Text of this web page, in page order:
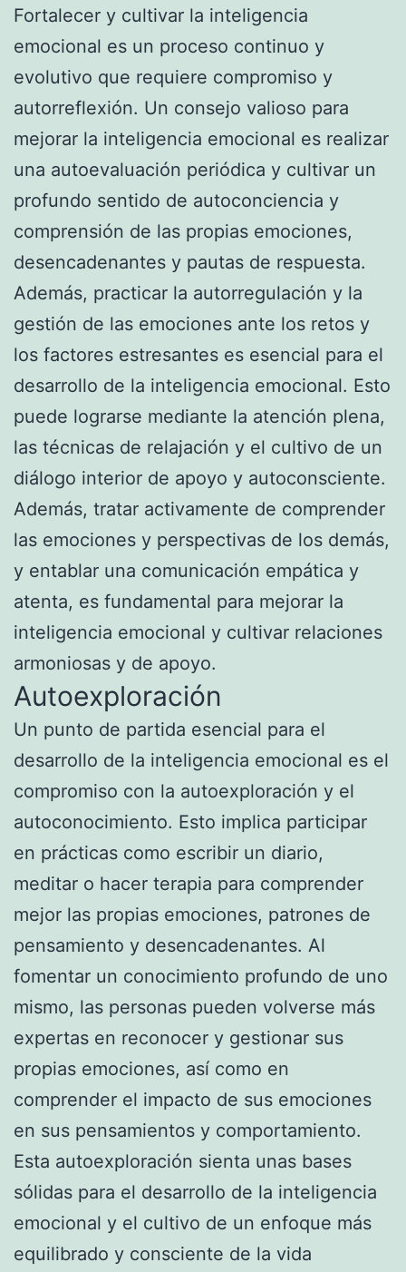
Fortalecer y cultivar la inteligencia
emocional es un proceso continuo y
evolutivo que requiere compromiso y
autorreflexión. Un consejo valioso para
mejorar la inteligencia emocional es realizar
una autoevaluación periódica y cultivar un
profundo sentido de autoconciencia y
comprensión de las propias emociones,
desencadenantes y pautas de respuesta.
Además, practicar la autorregulación y la
gestión de las emociones ante los retos y
los factores estresantes es esencial para el
desarrollo de la inteligencia emocional. Esto
puede lograrse mediante la atención plena,
las técnicas de relajación y el cultivo de un
diálogo interior de apoyo y autoconsciente.
Además, tratar activamente de comprender
las emociones y perspectivas de los demás,
y entablar una comunicación empática y
atenta, es fundamental para mejorar la
inteligencia emocional y cultivar relaciones
armoniosas y de apoyo.
Autoexploración
Un punto de partida esencial para el
desarrollo de la inteligencia emocional es el
compromiso con la autoexploración y el
autoconocimiento. Esto implica participar
en prácticas como escribir un diario,
meditar o hacer terapia para comprender
mejor las propias emociones, patrones de
pensamiento y desencadenantes. Al
fomentar un conocimiento profundo de uno
mismo, las personas pueden volverse más
expertas en reconocer y gestionar sus
propias emociones, así como en
comprender el impacto de sus emociones
en sus pensamientos y comportamiento.
Esta autoexploración sienta unas bases
sólidas para el desarrollo de la inteligencia
emocional y el cultivo de un enfoque más
equilibrado y consciente de la vida